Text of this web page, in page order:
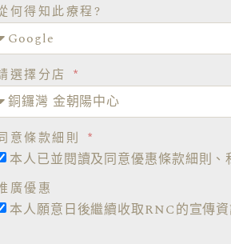
何得知此療程?
選擇分店
意條款細則
本人已並閱讀及同意優惠條款細則
廣優惠
本人願意日後繼續收取RNC的宣傳